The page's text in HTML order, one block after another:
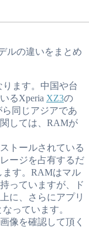
ルの違いをまとめ
ます。中国や台
るXperia XZ3の
同じアジアであ
しては、RAMが
トールされている
ージを占有するだ
ます。RAMはマル
っていますが、ド
に、さらにアプリ
っています。
像を確認して頂く